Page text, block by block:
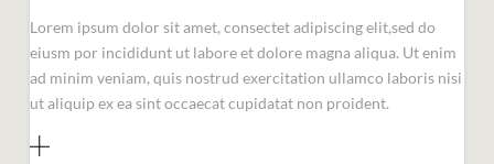
Lorem ipsum dolor sit amet, consectet adipiscing elit,sed do
eiusm por incididunt ut labore et dolore magna aliqua. Ut enim
ad minim veniam, quis nostrud exercitation ullamco laboris nisi
ut aliquip ex ea sint occaecat cupidatat non proident.